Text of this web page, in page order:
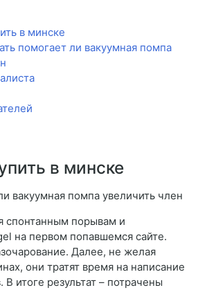
в минске
помогает ли вакуумная помпа
в минске
спонтанным порывам и
на первом попавшемся сайте.
Далее, не желая
они тратят время на написание
В итоге результат – потрачены